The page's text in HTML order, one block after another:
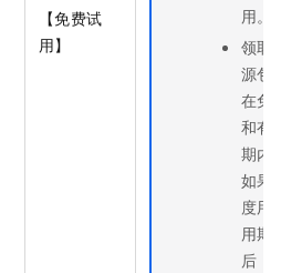
【免费试
用】
用。
领取
源包
在免
和有
期内
如果
度用
用期
后，